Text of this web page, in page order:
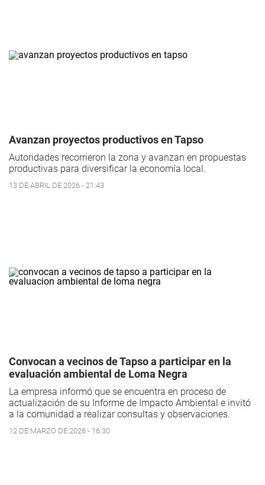
Avanzan proyectos productivos en Tapso
Autoridades recorrieron la zona y avanzan en propuestas
productivas para diversificar la economía local.
13 DE ABRIL DE 2026 - 21:43
Convocan a vecinos de Tapso a participar en la
evaluación ambiental de Loma Negra
La empresa informó que se encuentra en proceso de
actualización de su Informe de Impacto Ambiental e invitó
a la comunidad a realizar consultas y observaciones.
12 DE MARZO DE 2026 - 16:30